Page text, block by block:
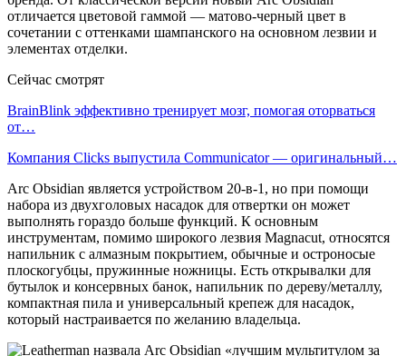
отличается цветовой гаммой — матово-черный цвет в
сочетании с оттенками шампанского на основном лезвии и
элементах отделки.
Сейчас смотрят
BrainBlink эффективно тренирует мозг, помогая оторваться
от…
Компания Clicks выпустила Communicator — оригинальный…
Arc Obsidian является устройством 20-в-1, но при помощи
набора из двухголовых насадок для отвертки он может
выполнять гораздо больше функций. К основным
инструментам, помимо широкого лезвия Magnacut, относятся
напильник с алмазным покрытием, обычные и остроносые
плоскогубцы, пружинные ножницы. Есть открывалки для
бутылок и консервных банок, напильник по дереву/металлу,
компактная пила и универсальный крепеж для насадок,
который настраивается по желанию владельца.